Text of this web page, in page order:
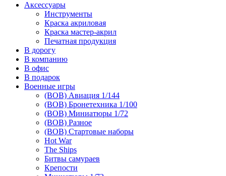
Аксессуары
Инструменты
Краска акриловая
Краска мастер-акрил
Печатная продукция
В дорогу
В компанию
В офис
В подарок
Военные игры
(ВОВ) Авиация 1/144
(ВОВ) Бронетехника 1/100
(ВОВ) Миниатюры 1/72
(ВОВ) Разное
(ВОВ) Стартовые наборы
Hot War
The Ships
Битвы самураев
Крепости